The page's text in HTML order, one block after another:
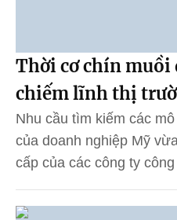
Thời cơ chín muồi
chiếm lĩnh thị
Nhu cầu tìm kiếm các
của doanh nghiệp Mỹ
cấp của các công ty